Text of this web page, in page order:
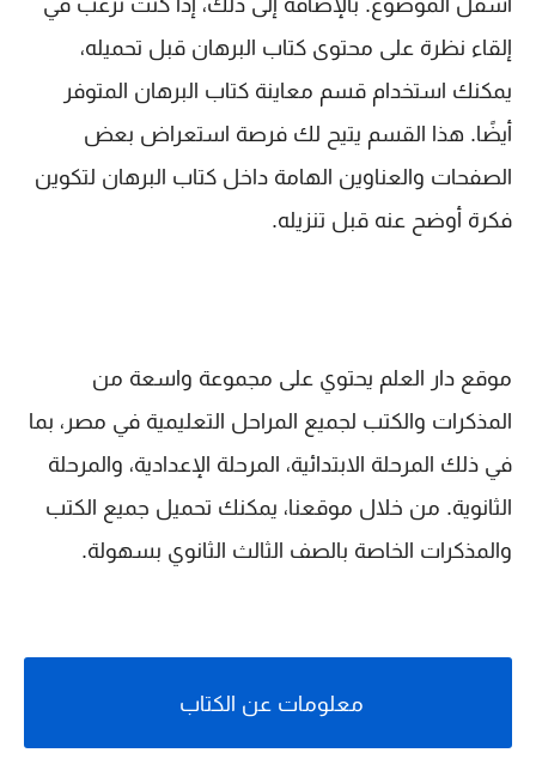
أسفل الموضوع. بالإضافة إلى ذلك، إذا كنت ترغب في
إلقاء نظرة على محتوى كتاب البرهان قبل تحميله،
يمكنك استخدام قسم معاينة كتاب البرهان المتوفر
أيضًا. هذا القسم يتيح لك فرصة استعراض بعض
الصفحات والعناوين الهامة داخل كتاب البرهان لتكوين
فكرة أوضح عنه قبل تنزيله.
موقع دار العلم يحتوي على مجموعة واسعة من
المذكرات والكتب لجميع المراحل التعليمية في مصر، بما
في ذلك المرحلة الابتدائية، المرحلة الإعدادية، والمرحلة
الثانوية. من خلال موقعنا، يمكنك تحميل جميع الكتب
والمذكرات الخاصة بالصف الثالث الثانوي بسهولة.
معلومات عن الكتاب